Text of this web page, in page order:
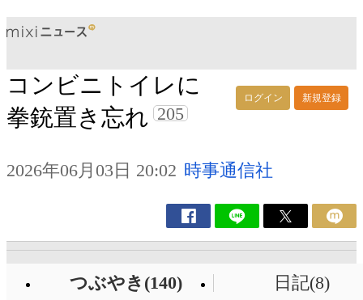
ログイン 新規登録
コンビニトイレに
拳銃置き忘れ 205
2026年06月03日 20:02 時事通信社
つぶやき(140) 日記(8)